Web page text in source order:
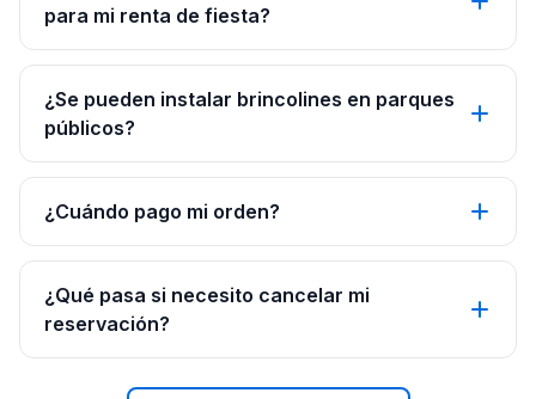
para mi renta de fiesta?
¿Se pueden instalar brincolines en parques
públicos?
¿Cuándo pago mi orden?
¿Qué pasa si necesito cancelar mi
reservación?